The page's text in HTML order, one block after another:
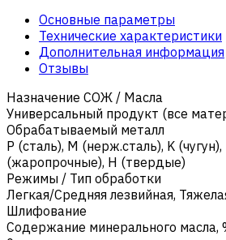
Основные параметры
Технические характеристики
Дополнительная информация
Отзывы
Назначение СОЖ / Масла
Универсальный продукт (все
Обрабатываемый металл
Р (сталь), M (нерж.сталь), K (чугун),
(жаропрочные), H (твердые)
Режимы / Тип обработки
Легкая/Средняя лезвийная,
Шлифование
Содержание минерального масла,